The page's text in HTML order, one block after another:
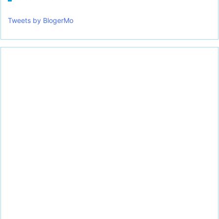
Tweets by BlogerMo